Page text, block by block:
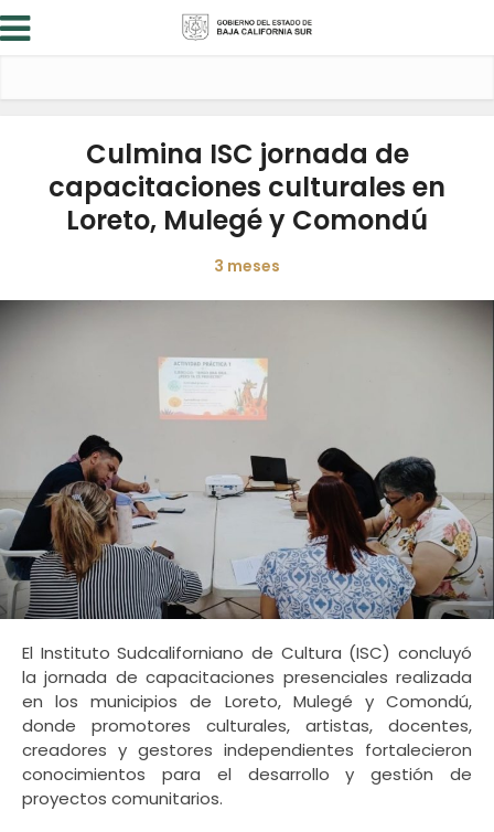
Culmina ISC jornada de
capacitaciones culturales en
Loreto, Mulegé y Comondú
3 meses
El Instituto Sudcaliforniano de Cultura (ISC) concluyó
la jornada de capacitaciones presenciales realizada
en los municipios de Loreto, Mulegé y Comondú,
donde promotores culturales, artistas, docentes,
creadores y gestores independientes fortalecieron
conocimientos para el desarrollo y gestión de
proyectos comunitarios.